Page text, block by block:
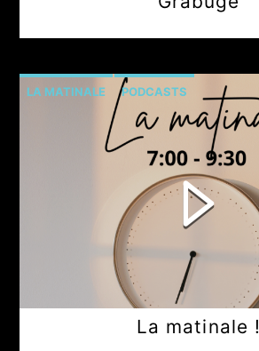
LA MATINALE PODCASTS
La matinale !